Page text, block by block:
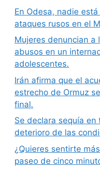
En Odesa, nadie
ataques rusos en el
Mujeres denuncian a
abusos en un
adolescentes.
Irán afirma que el
estrecho de Ormuz
final.
Se declara sequía en
deterioro de las
¿Quieres sentirte
paseo de cinco